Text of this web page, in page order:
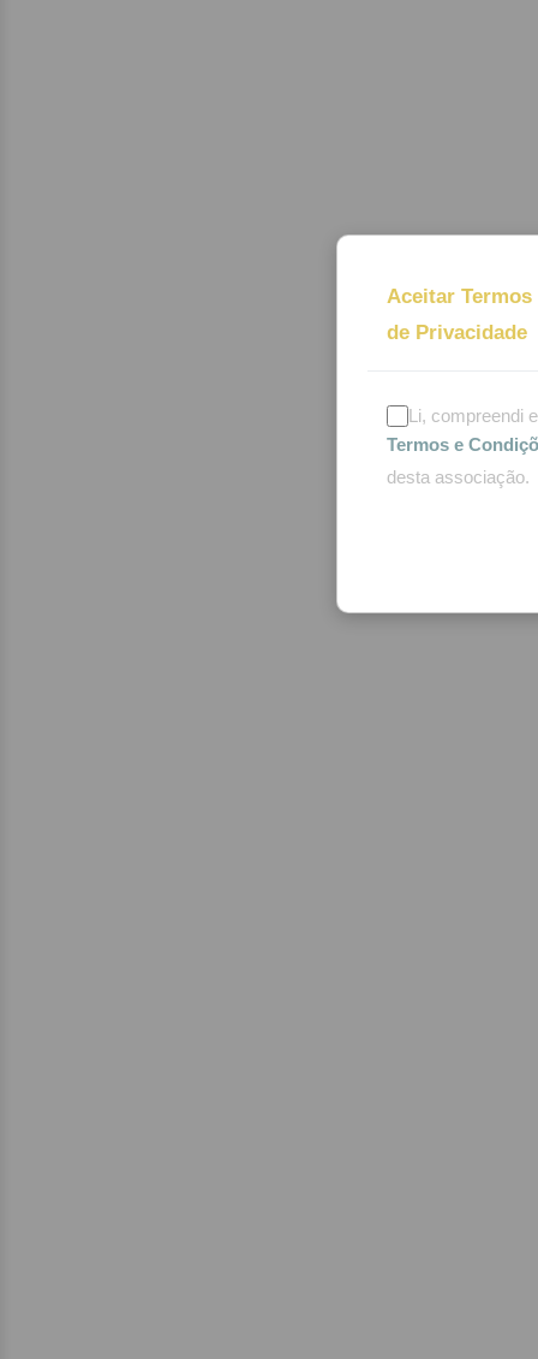
Aceitar
de Privacidade
Li, compreendi
Termos e
desta associação.